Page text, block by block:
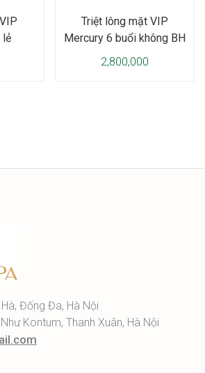
lẻ
Triệt lông mặt VIP
Mercury 6 buổi không BH
2,800,000
Đống Đa, Hà Nội
Kontum, Thanh Xuân, Hà Nội